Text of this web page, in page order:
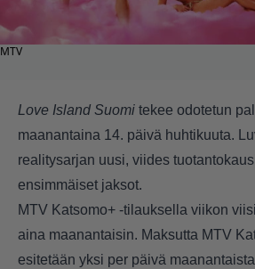
MTV
Love Island Suomi tekee odotetun
maanantaina 14. päivä huhtikuuta.
realitysarjan uusi, viides
ensimmäiset jaksot.
MTV Katsomo+ -tilauksella viikon
aina maanantaisin. Maksutta MTV
esitetään yksi per päivä